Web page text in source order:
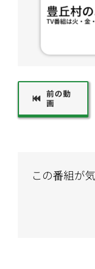
前の動
画
この番組が